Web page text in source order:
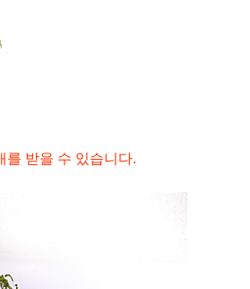
를 받을 수 있습니다.